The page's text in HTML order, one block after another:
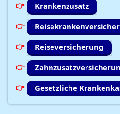
Krankenzusatz
Reiseversicherung
Gesetzliche